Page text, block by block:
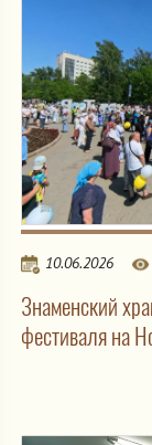
10.06.2026
Знаменский
фестиваля на